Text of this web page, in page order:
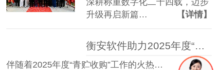
升级再启新篇…
【详情】
衡安软件助力2025年度“青贮收购”运维服务工作圆满完成
伴随着2025年度“青贮收购”工作的火热…